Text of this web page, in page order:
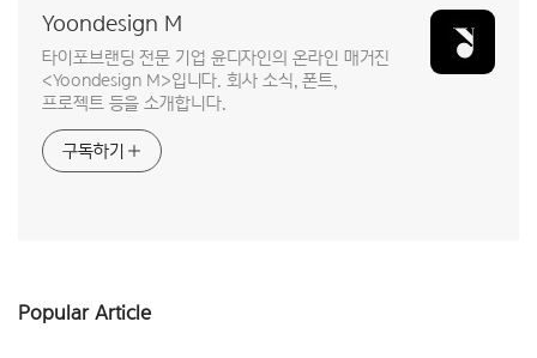
Yoondesign M
타이포브랜딩 전문 기업 윤디자인의 온라인 매거진
<Yoondesign M>입니다. 회사 소식, 폰트,
프로젝트 등을 소개합니다.
구독하기
Popular Article